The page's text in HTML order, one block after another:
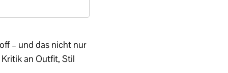
– und das nicht nur
an Outfit, Stil